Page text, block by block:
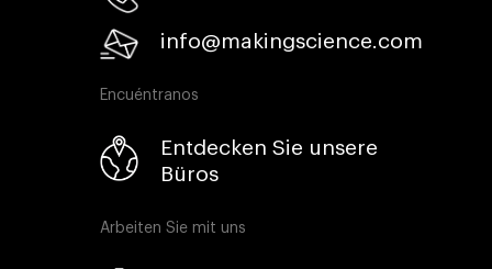
info@makingscience.com
Encuéntranos
Entdecken Sie unsere
Büros
Arbeiten Sie mit uns